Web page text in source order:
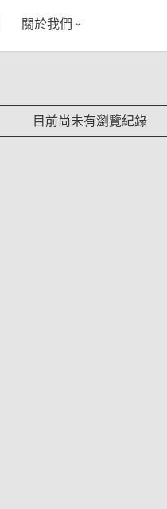
關於我們
instagram
目前尚未有瀏覽紀錄